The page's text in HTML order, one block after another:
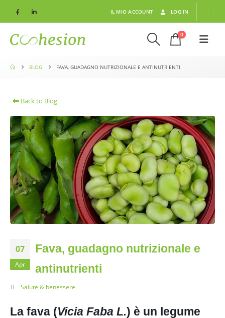
IL MIO ACCOUNT LOG IN
0
BLOG FAVA, GUADAGNO NUTRIZIONALE E ANTINUTRIENTI
Back to Blog
07
Apr
Fava, guadagno nutrizionale e
antinutrienti
Salute & benessere
La fava (Vicia Faba L.) è un legume